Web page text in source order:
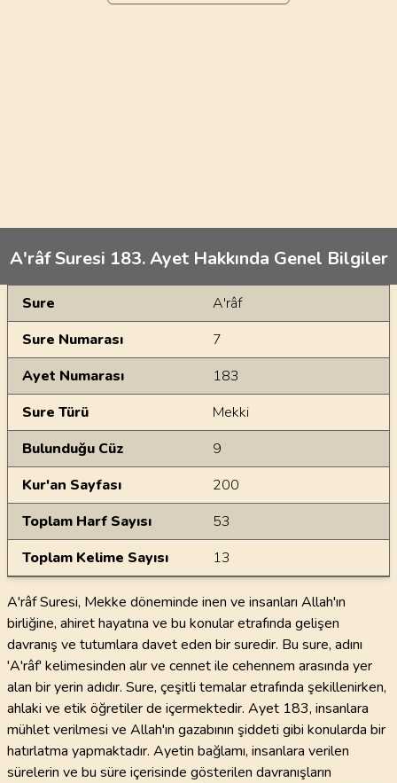
A'râf Suresi 183. Ayet Hakkında Genel Bilgiler
Genel Bilgiler
Sure
A'râf
Sure Numarası
7
Ayet Numarası
183
Sure Türü
Mekki
Bulunduğu Cüz
9
Kur'an Sayfası
200
Toplam Harf Sayısı
53
Toplam Kelime Sayısı
13
A'râf Suresi, Mekke döneminde inen ve insanları Allah'ın
birliğine, ahiret hayatına ve bu konular etrafında gelişen
davranış ve tutumlara davet eden bir suredir. Bu sure, adını
'A'râf' kelimesinden alır ve cennet ile cehennem arasında yer
alan bir yerin adıdır. Sure, çeşitli temalar etrafında şekillenirken,
ahlaki ve etik öğretiler de içermektedir. Ayet 183, insanlara
mühlet verilmesi ve Allah'ın gazabının şiddeti gibi konularda bir
hatırlatma yapmaktadır. Ayetin bağlamı, insanlara verilen
sürelerin ve bu süre içerisinde gösterilen davranışların